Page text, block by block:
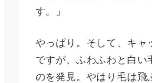
す。」
やっぱり。そして、キャ
ですが、ふわふわと白い
のを発見。やはり毛は飛